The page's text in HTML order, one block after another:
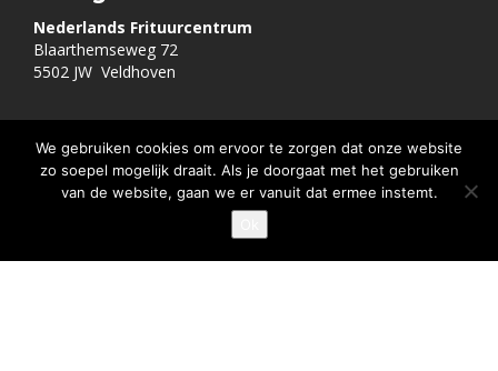
GEEF JE SMULSCORE
Nederlands Frituurcentrum
Blaarthemseweg 72
5502 JW Veldhoven
T :040-7200900 (optie 2)
@: info@frituurcentrum.nl
Word ook smulfan en volg ons op
We gebruiken cookies om ervoor te zorgen dat onze website
zo soepel mogelijk draait. Als je doorgaat met het gebruiken
van de website, gaan we er vanuit dat ermee instemt.